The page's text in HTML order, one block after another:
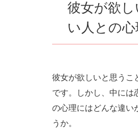
彼女が欲
い人との
彼女が欲しいと思うこ
です。しかし、中には
の心理にはどんな違い
うか。